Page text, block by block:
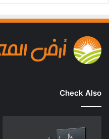
Check Also